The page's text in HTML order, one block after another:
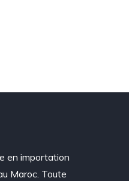
en importation
Maroc. Toute